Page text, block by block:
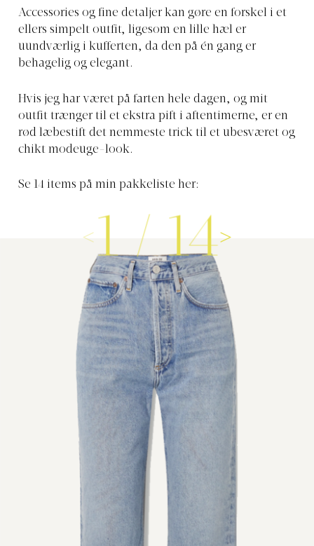
Accessories og fine detaljer kan gøre en forskel i et
ellers simpelt outfit, ligesom en lille hæl er
uundværlig i kufferten, da den på én gang er
behagelig og elegant.
Hvis jeg har været på farten hele dagen, og mit
outfit trænger til et ekstra pift i aftentimerne, er en
rød læbestift det nemmeste trick til et ubesværet og
chikt modeuge-look.
Se 14 items på min pakkeliste her:
1/14